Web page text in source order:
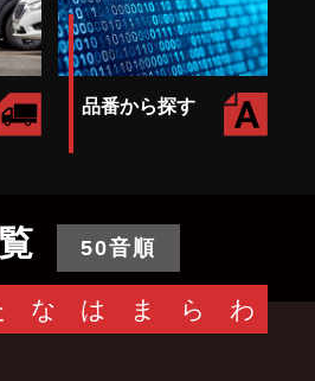
品番から探す
50音順
な は ま ら わ